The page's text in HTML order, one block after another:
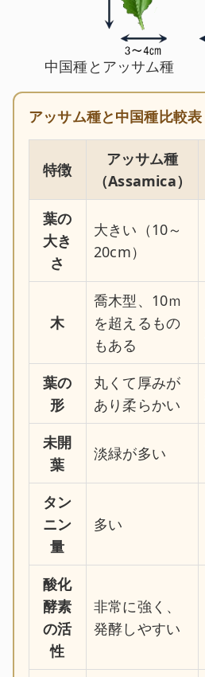
中国種とアッサム種
アッサム種と中国種比較表
特徴
アッサム種
（Assamica）
葉の
大き
さ
大きい（10～
20cm）
木
喬木型、10ｍ
を超えるもの
もある
葉の
形
丸くて厚みが
あり柔らかい
未開
葉
淡緑が多い
タン
ニン
量
多い
酸化
酵素
の活
性
非常に強く、
発酵しやすい